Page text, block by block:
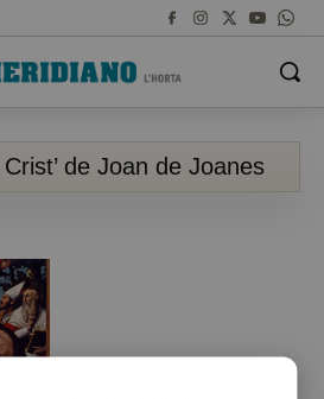
de Joan de Joanes